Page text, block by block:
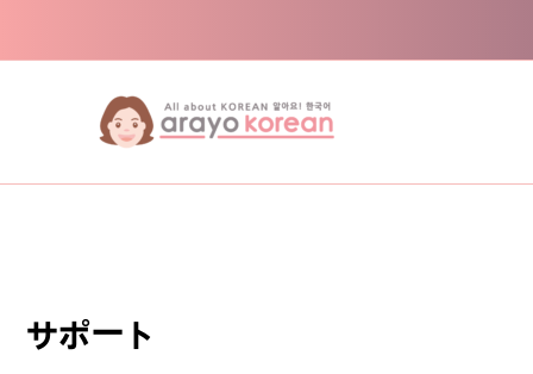
サポート